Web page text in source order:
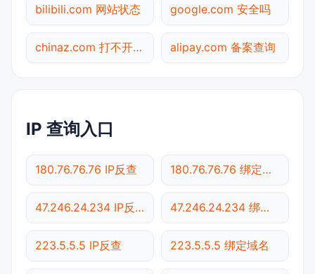
bilibili.com 网站状态 google.com 安全吗
chinaz.com 打不开检测 alipay.com 备案查询
IP 查询入口
180.76.76.76 IP反查 180.76.76.76 绑定域名
47.246.24.234 IP反查 47.246.24.234 绑定域名
223.5.5.5 IP反查 223.5.5.5 绑定域名